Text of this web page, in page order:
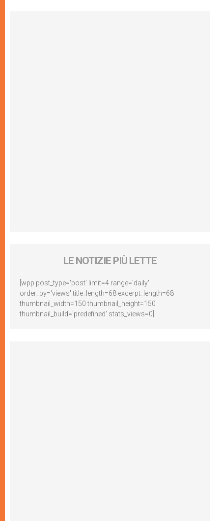
LE NOTIZIE PIÙ LETTE
[wpp post_type='post' limit=4 range='daily'
order_by='views' title_length=68 excerpt_length=68
thumbnail_width=150 thumbnail_height=150
thumbnail_build='predefined' stats_views=0]